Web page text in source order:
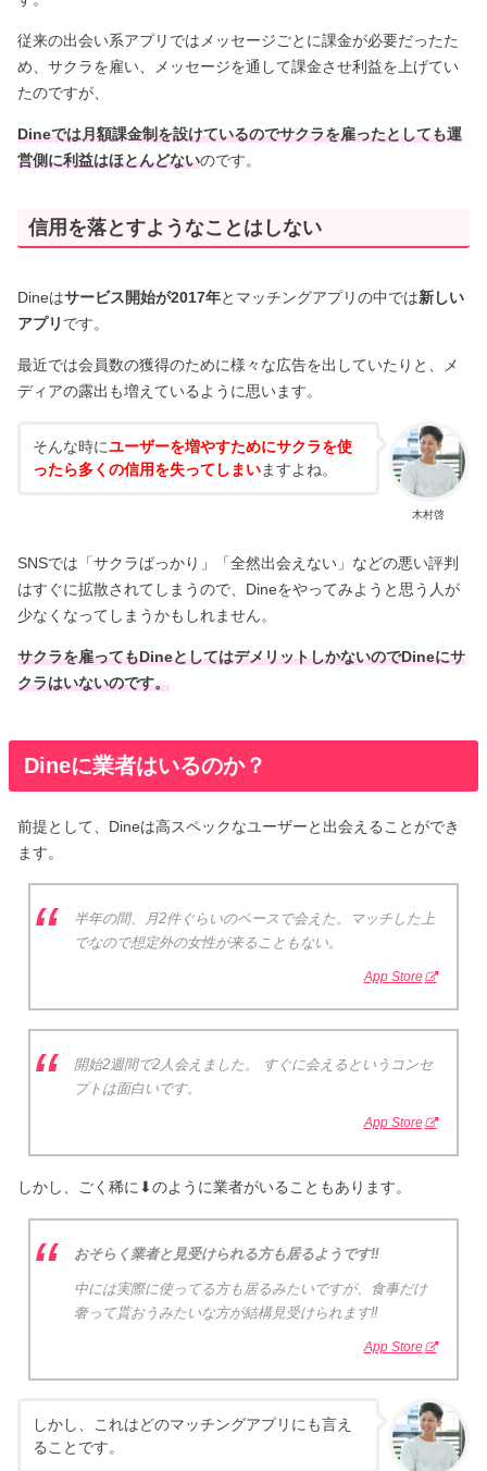
従来の出会い系アプリではメッセージごとに課金が必要だったた
め、サクラを雇い、メッセージを通して課金させ利益を上げてい
たのですが、
Dineでは月額課金制を設けているのでサクラを雇ったとしても運
営側に利益はほとんどないのです。
信用を落とすようなことはしない
Dineはサービス開始が2017年とマッチングアプリの中では新しい
アプリ です。
最近では会員数の獲得のために様々な広告を出していたりと、メ
ディアの露出も増えているように思います。
木村啓
そんな時にユーザーを増やすためにサクラを使
ったら多くの信用を失ってしまいますよね。
SNSでは「サクラばっかり」「全然出会えない」などの悪い評判
はすぐに拡散されてしまうので、Dineをやってみようと思う人が
少なくなってしまうかもしれません。
サクラを雇ってもDineとしてはデメリットしかないのでDineにサ
クラはいないのです。
Dineに業者はいるのか？
前提として、Dineは高スペックなユーザーと出会えることができ
ます。
半年の間、月2件ぐらいのペースで会えた。マッチした上
でなので想定外の女性が来ることもない。
App Store
開始2週間で2人会えました。 すぐに会えるというコンセ
プトは面白いです。
App Store
しかし、ごく稀に⬇︎のように業者がいることもあります。
おそらく業者と見受けられる方も居るようです‼︎
中には実際に使ってる方も居るみたいですが、食事だけ
奢って貰おうみたいな方が結構見受けられます‼︎
App Store
しかし、これはどのマッチングアプリにも言え
ることです。